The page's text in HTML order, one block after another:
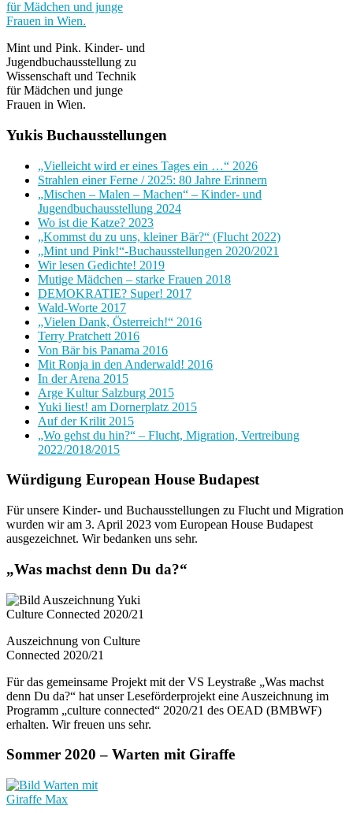
Mint und Pink. Kinder- und
Jugendbuchausstellung zu
Wissenschaft und Technik
für Mädchen und junge
Frauen in Wien.
Yukis Buchausstellungen
„Vielleicht wird er eines Tages ein …“ 2026
Strahlen einer Ferne / 2025: 80 Jahre Erinnern
„Mischen – Malen – Machen“ – Kinder- und
Jugendbuchausstellung 2024
Wo ist die Katze? 2023
„Kommst du zu uns, kleiner Bär?“ (Flucht 2022)
„Mint und Pink!“-Buchausstellungen 2020/2021
Wir lesen Gedichte! 2019
Mutige Mädchen – starke Frauen 2018
DEMOKRATIE? Super! 2017
Wald-Worte 2017
„Vielen Dank, Österreich!“ 2016
Terry Pratchett 2016
Von Bär bis Panama 2016
Mit Ronja in den Anderwald! 2016
In der Arena 2015
Arge Kultur Salzburg 2015
Yuki liest! am Dornerplatz 2015
Auf der Krilit 2015
„Wo gehst du hin?“ – Flucht, Migration, Vertreibung
2022/2018/2015
Würdigung European House Budapest
Für unsere Kinder- und Buchausstellungen zu Flucht und Migration
wurden wir am 3. April 2023 vom European House Budapest
ausgezeichnet. Wir bedanken uns sehr.
„Was machst denn Du da?“
Auszeichnung von Culture
Connected 2020/21
Für das gemeinsame Projekt mit der VS Leystraße „Was machst
denn Du da?“ hat unser Leseförderprojekt eine Auszeichnung im
Programm „culture connected“ 2020/21 des OEAD (BMBWF)
erhalten. Wir freuen uns sehr.
Sommer 2020 – Warten mit Giraffe